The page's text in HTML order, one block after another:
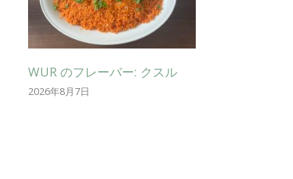
WUR のフレーバー: クスル
2026年8月7日